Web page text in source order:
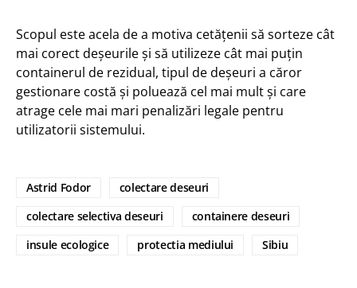
Scopul este acela de a motiva cetățenii să sorteze cât
mai corect deșeurile și să utilizeze cât mai puțin
containerul de rezidual, tipul de deșeuri a căror
gestionare costă și poluează cel mai mult și care
atrage cele mai mari penalizări legale pentru
utilizatorii sistemului.
Astrid Fodor
colectare deseuri
colectare selectiva deseuri
containere deseuri
insule ecologice
protectia mediului Sibiu